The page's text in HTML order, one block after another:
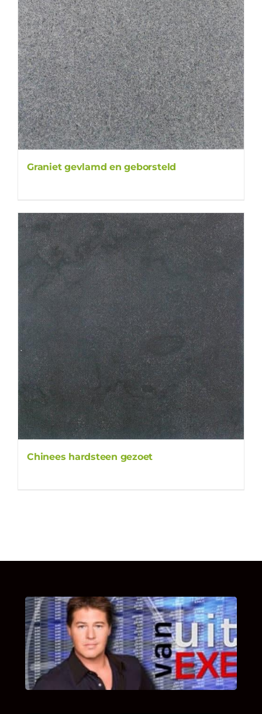
Graniet gevlamd en geborsteld
Chinees hardsteen gezoet
UITSTEL VAN EXECUTIE
Bekijk hier de fragmenten van de deelname
van Bricks and Stones aan dit programma.